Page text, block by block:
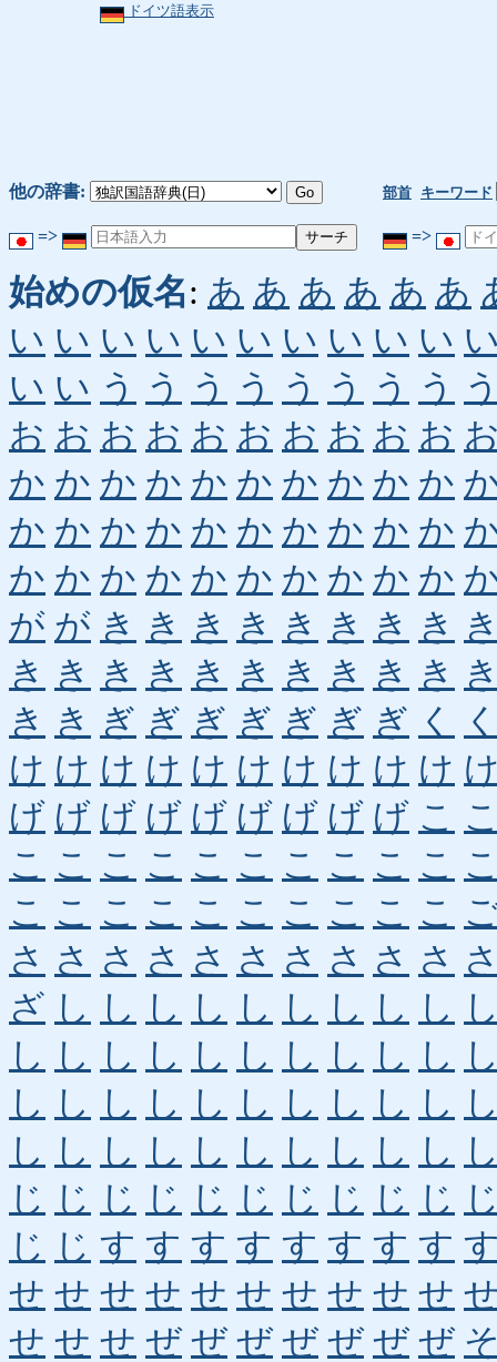
ドイツ語表示
他の辞書: 部首 キーワード
=> =>
始めの仮名: あ あ あ あ あ あ
い い い い い い い い い い
い い う う う う う う う う
お お お お お お お お お お
か か か か か か か か か か
か か か か か か か か か か
か か か か か か か か か か
が が き き き き き き き き
き き き き き き き き き き
き き ぎ ぎ ぎ ぎ ぎ ぎ ぎ く
け け け け け け け け け け
げ げ げ げ げ げ げ げ げ こ
こ こ こ こ こ こ こ こ こ こ
こ こ こ こ こ こ こ こ こ こ
さ さ さ さ さ さ さ さ さ さ
ざ し し し し し し し し し
し し し し し し し し し し
し し し し し し し し し し
し し し し し し し し し し
じ じ じ じ じ じ じ じ じ じ
じ じ す す す す す す す す
せ せ せ せ せ せ せ せ せ せ
せ せ せ ぜ ぜ ぜ ぜ ぜ ぜ ぜ